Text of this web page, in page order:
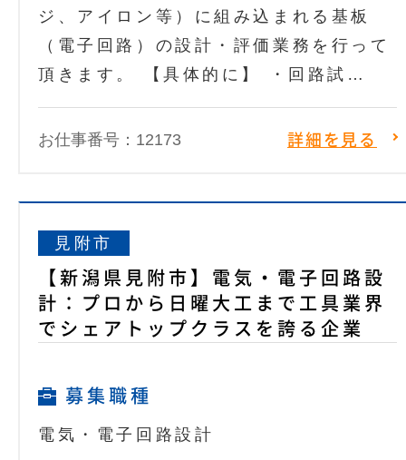
ジ、アイロン等）に組み込まれる基板
（電子回路）の設計・評価業務を行って
頂きます。 【具体的に】 ・回路試…
お仕事番号：12173 詳細を見る
見附市
【新潟県見附市】電気・電子回路設
計：プロから日曜大工まで工具業界
でシェアトップクラスを誇る企業
募集職種
電気・電子回路設計